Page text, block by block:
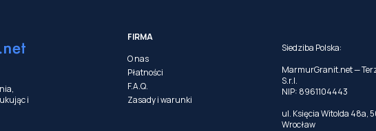
i
FIRMA
O nas
Płatności
F.A.Q.
Zasady i warunki
Siedziba Polska:
MarmurGranit.net —
S.r.l.
NIP: 8961104443
ul. Księcia Witolda 48a,
Wrocław